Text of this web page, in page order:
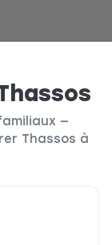
—
Thassos à